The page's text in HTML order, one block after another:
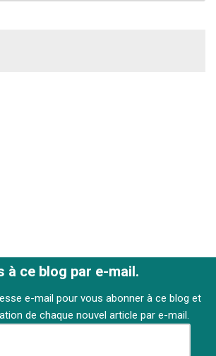
à ce blog par e-mail.
e-mail pour vous abonner à ce blog et
de chaque nouvel article par e-mail.